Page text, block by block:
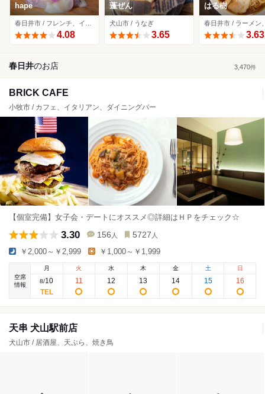
hape
4.08
蓬ぜん
犬山市 / うなぎ
3.65
はる樹
3.63
春日井のお店 3,470件
BRICK CAFE
小牧市 / カフェ、イタリアン、ダイニングバー
【個室完備】女子会・デートにオススメ◎詳細はＨＰをチェック☆
3.30 156 人 5727 人
￥2,000～￥2,999 ￥1,000～￥1,999
空席
情報
月
8/10
火
11
水
12
木
13
金
14
土
15
日
16
天串 犬山駅前店
犬山市 / 居酒屋、天ぷら、焼き鳥